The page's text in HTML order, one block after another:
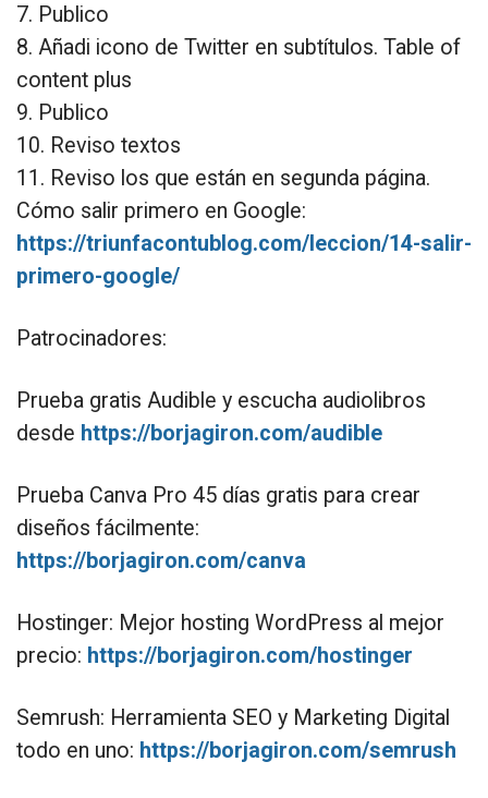
7. Publico
8. Añadi icono de Twitter en subtítulos. Table of
content plus
9. Publico
10. Reviso textos
11. Reviso los que están en segunda página.
Cómo salir primero en Google:
https://triunfacontublog.com/leccion/14-salir-
primero-google/
Patrocinadores:
Prueba gratis Audible y escucha audiolibros
desde https://borjagiron.com/audible
Prueba Canva Pro 45 días gratis para crear
diseños fácilmente:
https://borjagiron.com/canva
Hostinger: Mejor hosting WordPress al mejor
precio: https://borjagiron.com/hostinger
Semrush: Herramienta SEO y Marketing Digital
todo en uno: https://borjagiron.com/semrush